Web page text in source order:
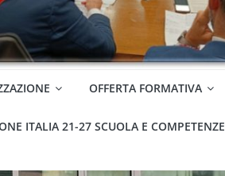
OFFERTA FORMATIVA
ITALIA 21-27 SCUOLA E COMPETENZE